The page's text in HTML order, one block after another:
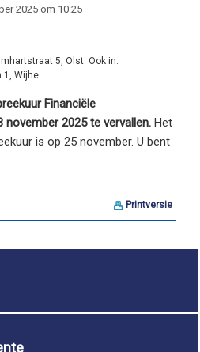
2025 om 10:25
5, Olst. Ook in:
1, Wijhe
Financiële
2025 te vervallen. Het
is op 25 november. U bent
Printversie